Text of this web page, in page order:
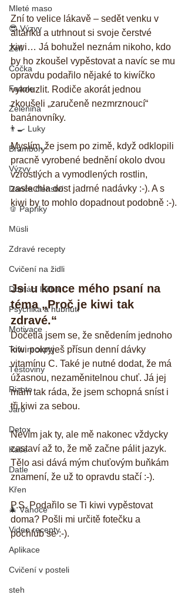
Mleté maso
😎 Výzvy
Zelí
Čočka
Fazole
Zelenina
👨‍🍳 Luky
Brambory
Výzvy
Danča členství
🫑 Papriky
Müsli
Zdravé recepty
Cvičení na židli
Domácí léčba
Psychika a hubnutí
Motivace
Tofu recepty
Těstoviny
Rizoto
Jaro
Detox
Kaše
Datle
Křen
🎄 Vánoce
Video recepty
Aplikace
Cvičení v posteli
steh
Zní to velice lákavě – sedět venku v
altánku a utrhnout si svoje čerstvé
kiwi… Já bohužel neznám nikoho, kdo
by ho zkoušel vypěstovat a navíc se mu
opravdu podařilo nějaké to kiwíčko
vykouzlit. Rodiče akorát jednou
zkoušeli „zaručeně nezmrznoucí“
banánovníky.
Myslím, že jsem po zimě, když odklopili
pracně vyrobené bednění okolo dvou
vzrostlých a vymodlených rostlin,
zaslechla dost jadrné nadávky :-). A s
kiwi by to mohlo dopadnout podobně :-).
Jsi u konce mého psaní na
téma „Proč je kiwi tak
zdravé.“
Dočetla jsem se, že snědením jednoho
kiwi pokryješ přísun denní dávky
vitamínu C. Také je nutné dodat, že má
úžasnou, nezaměnitelnou chuť. Já jej
mám tak ráda, že jsem schopná sníst i
tři kiwi za sebou.
Nevím jak ty, ale mě nakonec vždycky
zastaví až to, že mě začne pálit jazyk.
Tělo asi dává mým chuťovým buňkám
znamení, že už to opravdu stačí :-).
P.S. Podařilo se Ti kiwi vypěstovat
doma? Pošli mi určitě fotečku a
pochlub se :-).